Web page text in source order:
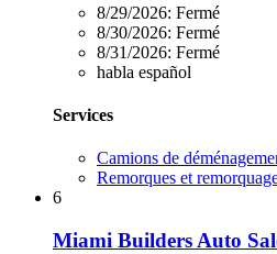
8/29/2026: Fermé
8/30/2026: Fermé
8/31/2026: Fermé
habla español
Services
Camions de
Remorques et
6
Miami Builders Auto